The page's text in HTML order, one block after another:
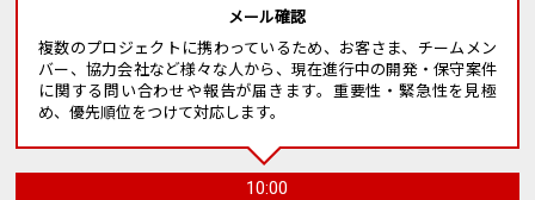
メール確認
複数のプロジェクトに携わっているため、お客さま、チームメン
バー、協力会社など様々な人から、現在進行中の開発・保守案件
に関する問い合わせや報告が届きます。重要性・緊急性を見極
め、優先順位をつけて対応します。
10:00